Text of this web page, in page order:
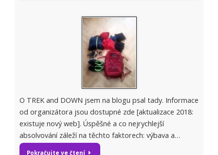
O TREK and DOWN jsem na blogu psal tady. Informace
od organizátora jsou dostupné zde [aktualizace 2018:
existuje nový web]. Úspěšné a co nejrychlejší
absolvování záleží na těchto faktorech: výbava a…
Pokračujte ve čtení